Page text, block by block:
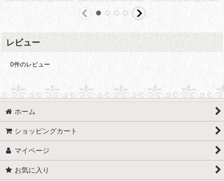
レビュー
0件のレビュー
ホーム
ショッピングカート
マイページ
お気に入り